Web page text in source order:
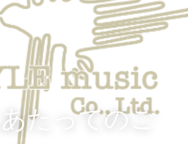
たってのご